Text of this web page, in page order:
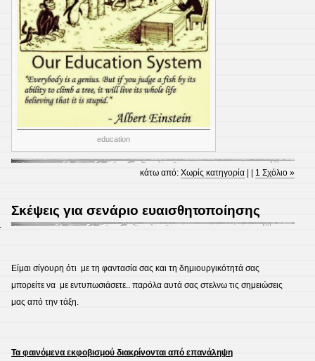
education
κάτω από:Χωρίς κατηγορία 1 Σχόλιο »
Σκέψεις για σενάριο ευαισθητοποίησης
Είμαι σίγουρη ότι με τη φαντασία σας και τη δημιουργικότητά σας
μπορείτε να με εντυπωσιάσετε.. παρόλα αυτά σας στελνω τις σημειώσεις
μας από την τάξη.
Τα φαινόμενα εκφοβισμού διακρίνονται από επανάληψη